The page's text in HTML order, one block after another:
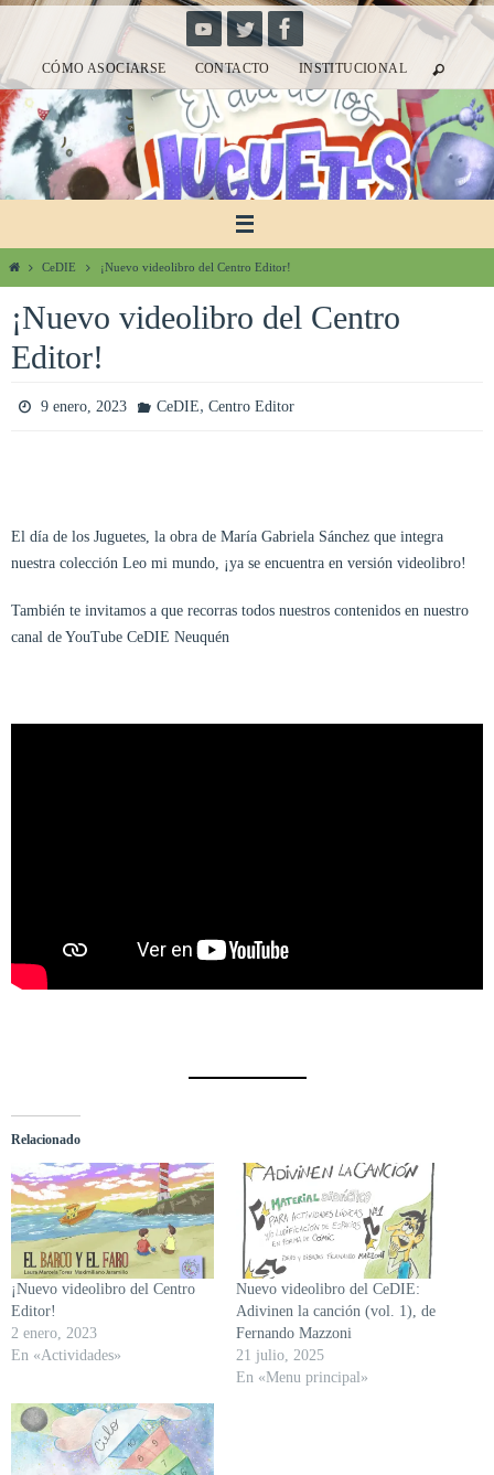
contenidoCÓMO ASOCIARSE CONTACTO INSTITUCIONAL
InicioCeDIE ¡Nuevo videolibro del Centro Editor!
¡Nuevo videolibro del Centro
Editor!
9 enero, 2023 CeDIE, Centro Editor
El día de los Juguetes, la obra de María Gabriela Sánchez que integra
nuestra colección Leo mi mundo, ¡ya se encuentra en versión videolibro!
También te invitamos a que recorras todos nuestros contenidos en nuestro
canal de YouTube CeDIE Neuquén
Relacionado
¡Nuevo videolibro del Centro
Editor!
2 enero, 2023
En «Actividades»
Nuevo videolibro del CeDIE:
Adivinen la canción (vol. 1), de
Fernando Mazzoni
21 julio, 2025
En «Menu principal»